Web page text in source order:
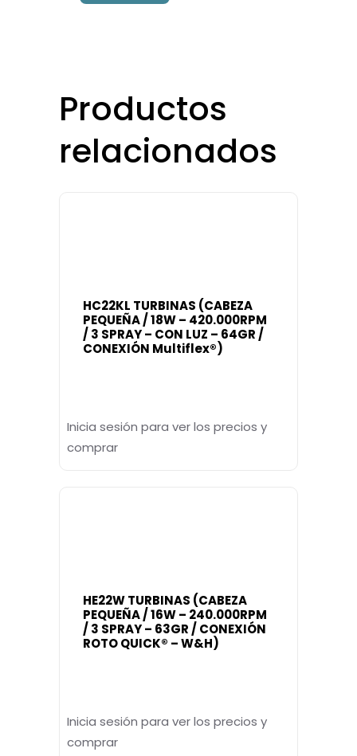
Productos
relacionados
HC22KL TURBINAS (CABEZA
PEQUEÑA / 18W – 420.000RPM
/ 3 SPRAY – CON LUZ – 64GR /
CONEXIÓN Multiflex®)
Inicia sesión para ver los precios y
comprar
HE22W TURBINAS (CABEZA
PEQUEÑA / 16W – 240.000RPM
/ 3 SPRAY – 63GR / CONEXIÓN
ROTO QUICK® – W&H)
Inicia sesión para ver los precios y
comprar